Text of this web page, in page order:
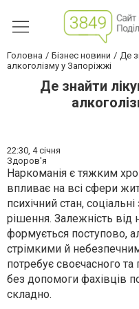
Головна Бізнес новини
Де
алкоголізму у Запоріжжі
Де знайти
22:30, 4 січня
Здоров'я
Наркоманія є тяжким
впливає на всі сфери
психічний стан,
рішення. Залежність від
формується поступово,
стрімкими й
потребує своєчасного
без допомоги фахівців
складно.